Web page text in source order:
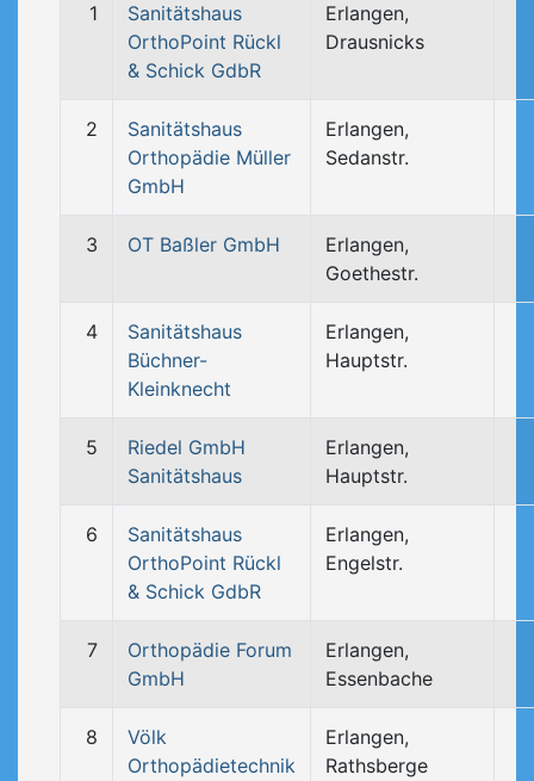
1
Sanitätshaus
OrthoPoint Rückl
& Schick GdbR
Erlangen,
Drausnicks
2
Sanitätshaus
Orthopädie Müller
GmbH
Erlangen,
Sedanstr.
3 OT Baßler GmbH
Erlangen,
Goethestr.
4
Sanitätshaus
Büchner-
Kleinknecht
Erlangen,
Hauptstr.
5
Riedel GmbH
Sanitätshaus
Erlangen,
Hauptstr.
6
Sanitätshaus
OrthoPoint Rückl
& Schick GdbR
Erlangen,
Engelstr.
7
Orthopädie Forum
GmbH
Erlangen,
Essenbache
8
Völk
Orthopädietechnik
Erlangen,
Rathsberge